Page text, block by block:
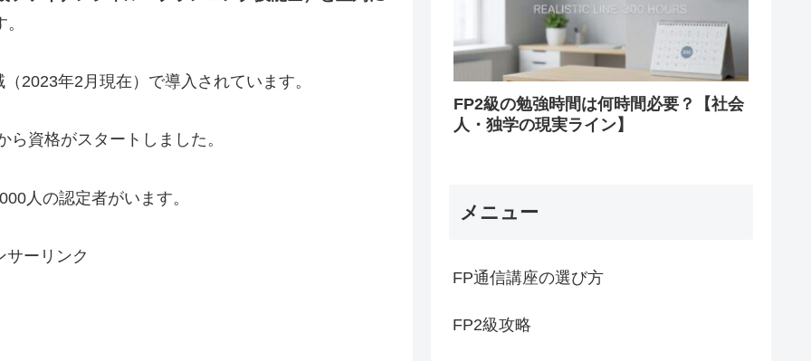
2023年2月現在）で導入されています。
資格がスタートしました。
人の認定者がいます。
サーリンク
FP2級の勉強時間は何時間必要？【社会
人・独学の現実ライン】
メニュー
FP通信講座の選び方
FP2級攻略